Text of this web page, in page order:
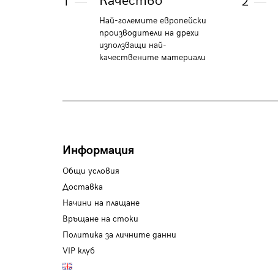
Най-големите европейски
производители на дрехи
използващи най-
качествените материали
Информация
Общи условия
Доставка
Начини на плащане
Връщане на стоки
Политика за личните данни
VIP клуб